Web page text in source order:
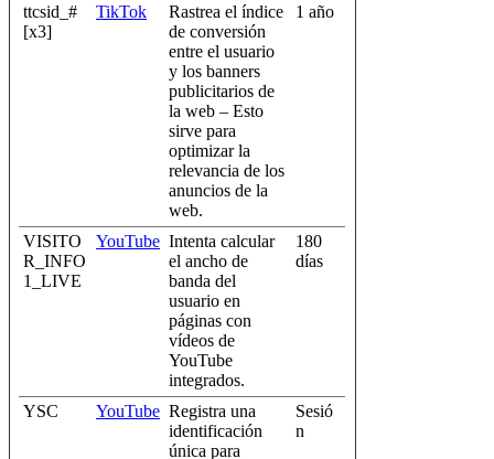
ttcsid_#
[x3]
TikTok
Rastrea el índice
de conversión
entre el usuario
y los banners
publicitarios de
la web – Esto
sirve para
optimizar la
relevancia de los
anuncios de la
web.
1 año
VISITO
R_INFO
1_LIVE
YouTube Intenta calcular
el ancho de
banda del
usuario en
páginas con
vídeos de
YouTube
integrados.
180
días
YSC YouTube Registra una
identificación
única para
Sesió
n